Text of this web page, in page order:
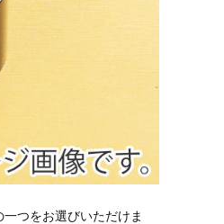
つをお選びいただけま